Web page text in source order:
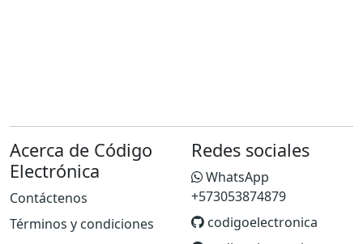
Acerca de Código
Electrónica
Contáctenos
Términos y condiciones
Redes sociales
WhatsApp
+573053874879
codigoelectronica